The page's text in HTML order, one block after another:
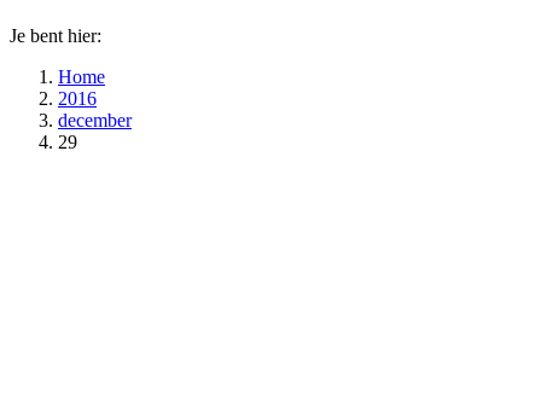
Je bent hier:
Home
2016
december
29